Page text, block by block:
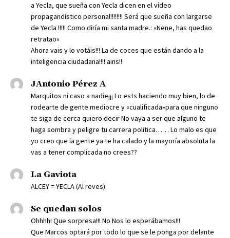
a Yecla, que sueña con Yecla dicen en el vídeo
propagandístico personal!!!!!!!! Será que sueña con largarse
de Yecla !!!!! Como diría mi santa madre.: «Nene, has quedao
retratao»
Ahora vais y lo votáis!!! La de coces que están dando a la
inteligencia ciudadana!!!! ains!!
JAntonio Pérez A
Marquitos ni caso a nadie¡¡¡ Lo ests haciendo muy bien, lo de
rodearte de gente mediocre y «cualificada»para que ninguno
te siga de cerca quiero decir No vaya a ser que alguno te
haga sombra y peligre tu carrera politica…… Lo malo es que
yo creo que la gente ya te ha calado y la mayoría absoluta la
vas a tener complicada no crees??
La Gaviota
ALCEY = YECLA (Al reves).
Se quedan solos
Ohhhh! Que sorpresa!!! No Nos lo esperábamos!!!
Que Marcos optará por todo lo que se le ponga por delante